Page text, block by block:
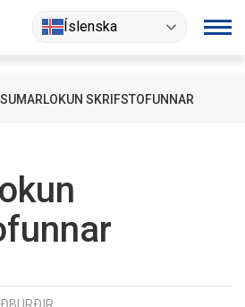
Íslenska
SUMARLOKUN SKRIFSTOFUNNAR